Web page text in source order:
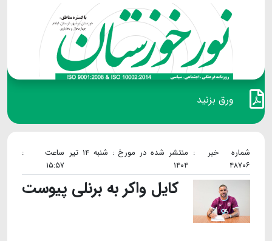
ورق بزنید
شماره خبر :
۴۸۷۰۶
منتشر شده در مورخ : شنبه ۱۴ تیر
۱۴۰۴
ساعت :
۱۵:۵۷
کایل واکر به برنلی پیوست